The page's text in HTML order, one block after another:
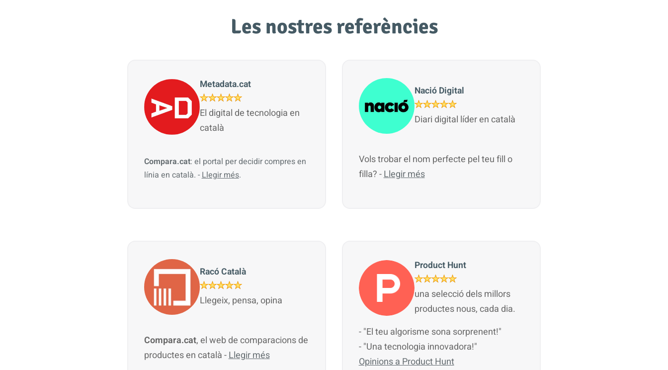
Les nostres referències
Compara.cat: el portal per decidir compres en
línia en català. -Llegir més.
Metadata.cat
El digital de tecnologia en
català
Vols trobar el nom perfecte pel teu fill o
filla? -Llegir més
Nació Digital
Diari digital líder en català
Compara.cat, el web de comparacions de
productes en català -Llegir més
Racó Català
Llegeix, pensa, opina
- "El teu algorisme sona sorprenent!"
- "Una tecnologia innovadora!"
Opinions a Product Hunt
Product Hunt
una selecció dels millors
productes nous, cada dia.